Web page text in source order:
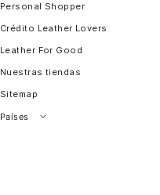
Personal Shopper
Crédito Leather Lovers
Leather For Good
Nuestras tiendas
Sitemap
Países